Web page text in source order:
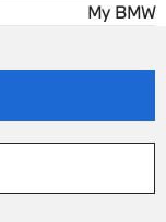
My BMW